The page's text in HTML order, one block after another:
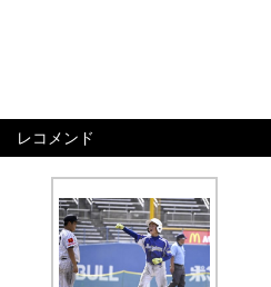
レコメンド